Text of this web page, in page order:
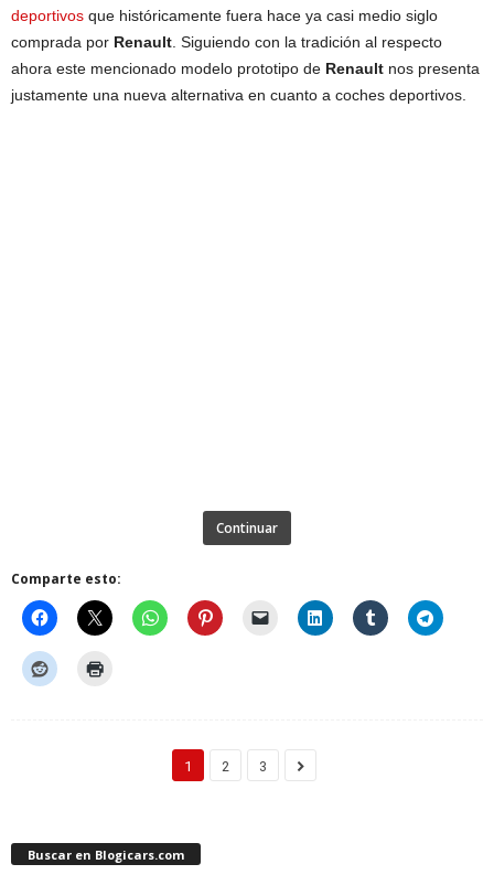
deportivos que históricamente fuera hace ya casi medio siglo
comprada por Renault. Siguiendo con la tradición al respecto
ahora este mencionado modelo prototipo de Renault nos presenta
justamente una nueva alternativa en cuanto a coches deportivos.
Continuar
Comparte esto:
1 2 3
Buscar en Blogicars.com